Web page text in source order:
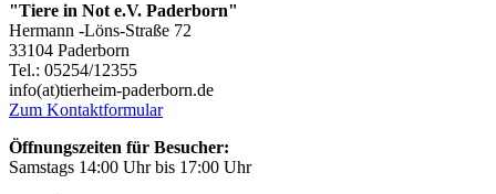
"Tiere in Not e.V. Paderborn"
Hermann -Löns-Straße 72
33104 Paderborn
Tel.: 05254/12355
info(at)tierheim-paderborn.de
Zum Kontaktformular
Öffnungszeiten für Besucher:
Samstags 14:00 Uhr bis 17:00 Uhr